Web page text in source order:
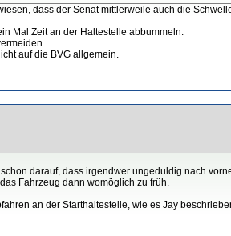
dass der Senat mittlerweile auch die
Mal Zeit an der Haltestelle abbummeln.
auf die BVG allgemein.
darauf, dass irgendwer ungeduldig nach
Fahrzeug dann womöglich zu früh.
an der Starthaltestelle, wie es Jay